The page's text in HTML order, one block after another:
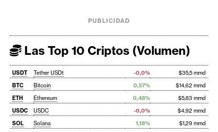
PUBLICIDAD
Las Top 10 Criptos (Volumen)
USDT Tether USDt -0,0%
$35,5 mmd
BTC
Bitcoin 0,57%
$14,62 mmd
ETH
Ethereum 0,48%
$5,83 mmd
USDC
USDC -0,0%
$4,92 mmd
SOL
Solana 1,18%
$1,29 mmd